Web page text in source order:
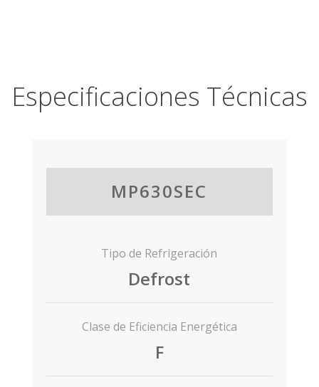
Especificaciones Técnicas
MP630SEC
Tipo de Refrigeración
Defrost
Clase de Eficiencia Energética
F